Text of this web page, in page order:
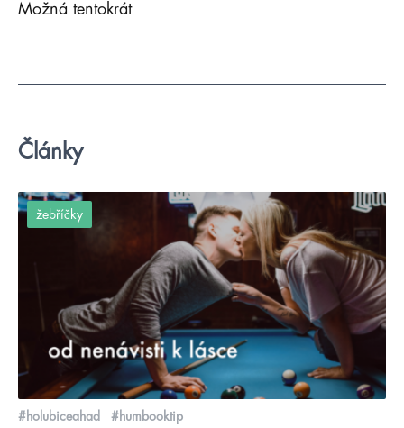
Možná tentokrát
Články
žebříčky
#holubiceahad #humbooktip